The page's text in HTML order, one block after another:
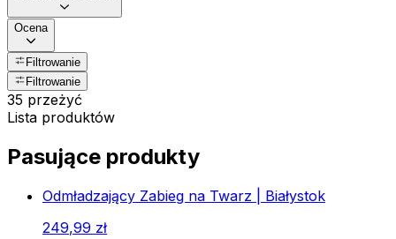
Ocena
Filtrowanie
Filtrowanie
35 przeżyć
Lista produktów
Pasujące produkty
Odmładzający Zabieg na Twarz | Białystok
249,99 zł